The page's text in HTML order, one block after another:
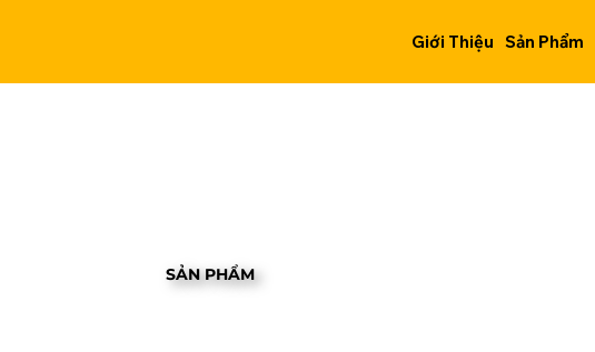
Giới Thiệu Sản Phẩm
SẢN PHẨM